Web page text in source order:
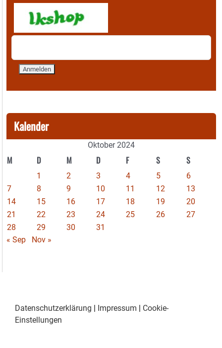
Kalender
Oktober 2024
M D M D F S S
1 2 3 4 5
6
7
8 9 10 11 12
13
14
15 16 17 18 19
20
21
22 23 24 25 26
27
28
29 30
31
« Sep
Nov »
Datenschutzerklärung Impressum
Cookie-
Einstellungen